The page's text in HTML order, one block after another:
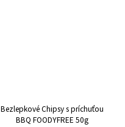
Bezlepkové Chipsy s príchuťou
BBQ FOODYFREE 50g